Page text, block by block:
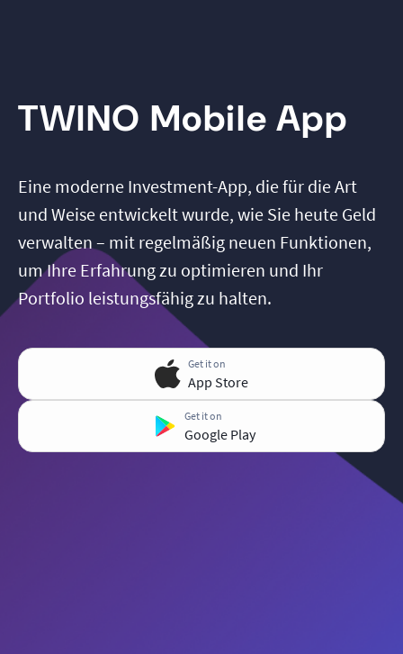
TWINO Mobile App
Eine moderne Investment-App, die für die Art
und Weise entwickelt wurde, wie Sie heute Geld
verwalten – mit regelmäßig neuen Funktionen,
um Ihre Erfahrung zu optimieren und Ihr
Portfolio leistungsfähig zu halten.
Get it on
App Store
Get it on
Google Play